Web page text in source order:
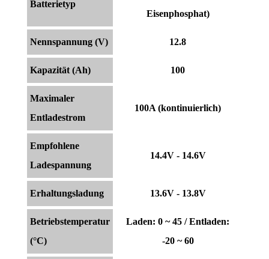
Batterietyp
Eisenphosphat)
Nennspannung (V) 12.8
Kapazität (Ah) 100
Maximaler
Entladestrom
100A (kontinuierlich)
Empfohlene
Ladespannung
14.4V - 14.6V
Erhaltungsladung 13.6V - 13.8V
Betriebstemperatur
(°C)
Laden: 0 ~ 45 / Entladen:
-20 ~ 60